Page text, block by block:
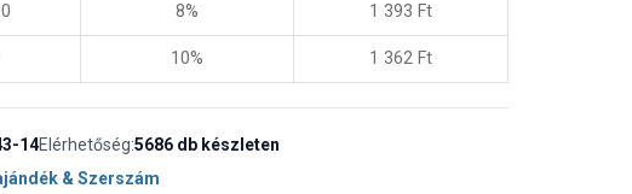
8% 1 393 Ft
10% 1 362 Ft
14Elérhetőség:5686 db készleten
& Szerszám